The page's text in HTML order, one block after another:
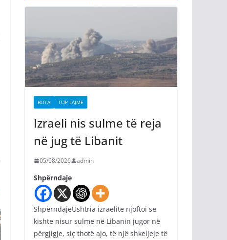
BOTA TOP LAJME
Izraeli nis sulme të reja
në jug të Libanit
05/08/2026 admin
Shpërndaje
ShpërndajeUshtria izraelite njoftoi se
kishte nisur sulme në Libanin jugor në
përgjigje, siç thotë ajo, të një shkeljeje të